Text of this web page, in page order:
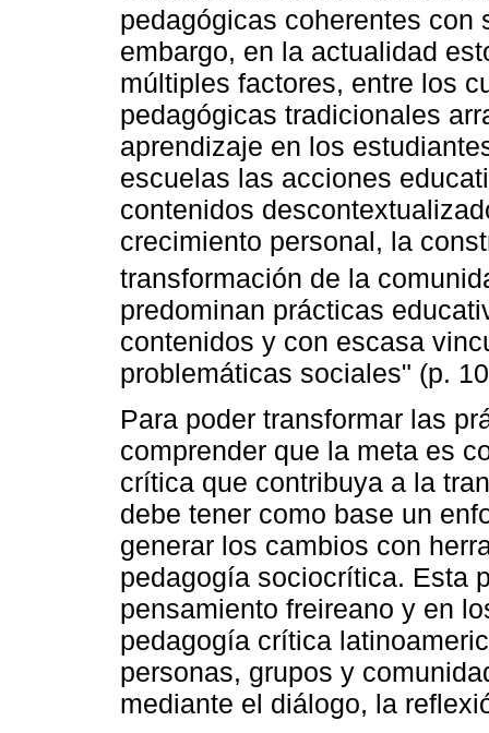
pedagógicas coherentes
embargo, en la actualidad
múltiples factores, entre los
pedagógicas tradicionales
aprendizaje en los
escuelas las acciones
contenidos
crecimiento personal, la
transformación de la
predominan prácticas
contenidos y con escasa
problemáticas sociales" (p.
Para poder transformar las
comprender que la meta es
crítica que contribuya a la
debe tener como base un
generar los cambios con
pedagogía sociocrítica. Esta
pensamiento freireano y en
pedagogía crítica
personas, grupos y
mediante el diálogo, la